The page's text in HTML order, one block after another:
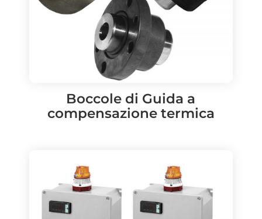
Boccole di Guida a
compensazione termica